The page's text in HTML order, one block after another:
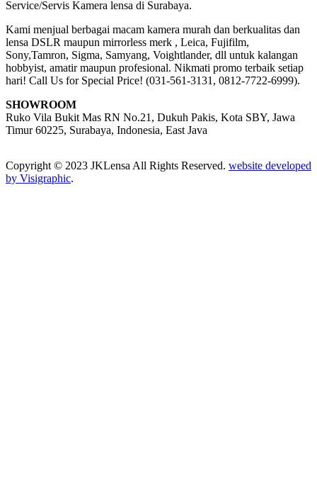
Service/Servis Kamera lensa di Surabaya.
Kami menjual berbagai macam kamera murah dan berkualitas dan
lensa DSLR maupun mirrorless merk , Leica, Fujifilm,
Sony,Tamron, Sigma, Samyang, Voightlander, dll untuk kalangan
hobbyist, amatir maupun profesional. Nikmati promo terbaik setiap
hari! Call Us for Special Price! (031-561-3131, 0812-7722-6999).
SHOWROOM
Ruko Vila Bukit Mas RN No.21, Dukuh Pakis, Kota SBY, Jawa
Timur 60225, Surabaya, Indonesia, East Java
Copyright © 2023 JKLensa All Rights Reserved. website developed
by Visigraphic.